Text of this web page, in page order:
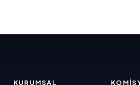
KURUMSAL